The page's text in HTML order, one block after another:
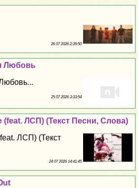
26 07 2026 2:39:50
Любовь
25 07 2026 3:33:54
(feat. ЛСП) (Текст Песни, Слова)
ЛСП) (Текст
24 07 2026 14:41:45